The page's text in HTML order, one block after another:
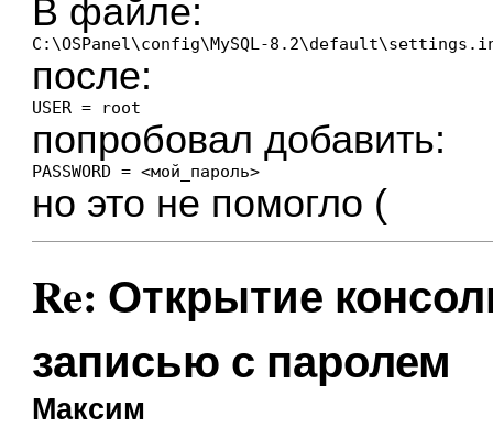
В файле:
C:\OSPanel\config\MySQL-
после:
USER = root
попробовал добавить:
PASSWORD = <мой_пароль>
но это не помогло (
Re: Открытие
записью с паролем
Максим